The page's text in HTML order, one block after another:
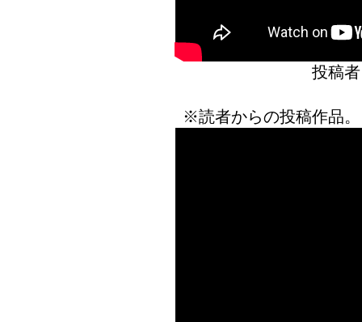
投稿
※読者からの投稿作品